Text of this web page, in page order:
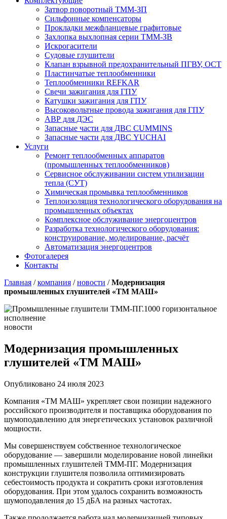
Затвор поворотный ТММ-ЗП
Сильфонные компенсаторы
Прокладки межфланцевые графитовые
Захлопка выхлопная серии ТММ-ЗВ
Искрогасители
Судовые глушители
Клапан взрывной предохранительный ПГВУ, ОСТ
Пластинчатые теплообменники
Теплообменники REFKAR
Свечи зажигания для ГПУ
Катушки зажигания для ГПУ
Высоковольтные провода зажигания для ГПУ
АВР для ДЭС
Запасные части для ДВС CUMMINS
Запасные части для ДВС YUCHAI
Услуги
Ремонт теплообменных аппаратов
(промышленных теплообменников)
Сервисное обслуживании систем утилизации
тепла (СУТ)
Химическая промывка теплообменников
Теплоизоляция технологического оборудования на
промышленных объектах
Комплексное обслуживание энергоцентров
Разработка технологического оборудования:
конструирование, моделирование, расчёт
Автоматизация энергоцентров
Фотогалерея
Контакты
Главная /компания /новости /Модернизация
промышленных глушителей «ТМ МАШ»
новости
Модернизация промышленных
глушителей «ТМ МАШ»
Опубликовано 24 июля 2023
Компания «ТМ МАШ» укрепляет свои позиции надежного
российского производителя и поставщика оборудования по
шумоподавлению для энергетических установок различной
мощности.
Мы совершенствуем собственное технологическое
оборудование — завершили моделирование новой линейки
промышленных глушителей ТММ-ПГ. Модернизация
конструкции глушителя позволила оптимизировать
себестоимость продукта и сократить сроки изготовления
оборудования. При этом удалось сохранить возможность
шумоподавления до 15 дБА на разных частотах.